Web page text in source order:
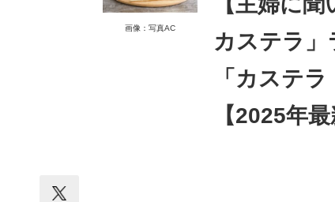
ITエンジニア向け専門サイト
モノづくり技術者専門サイト エレ
画像：写真AC
カステラ
「カステ
【2025年